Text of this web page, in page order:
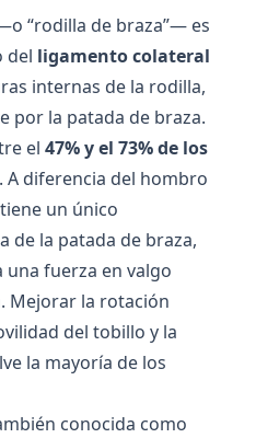
“rodilla de braza”— es
del ligamento colateral
internas de la rodilla,
por la patada de braza.
el 47% y el 73% de los
. A diferencia del hombro
un único
de la patada de braza,
una fuerza en valgo
Mejorar la rotación
del tobillo y la
la mayoría de los
conocida como